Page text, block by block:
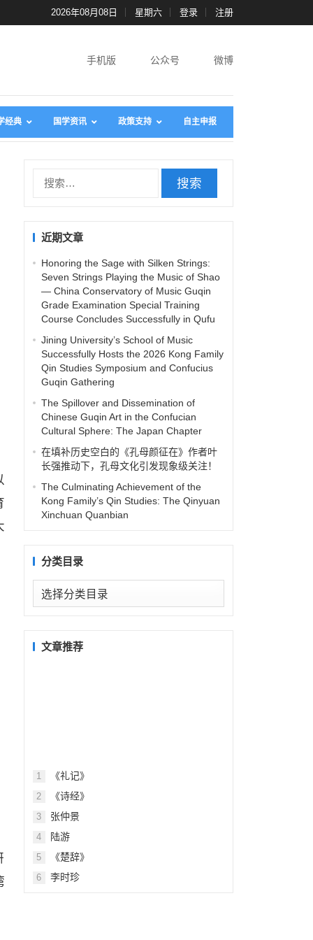
2026年08月08日 星期六 登录 注册
手机版 公众号 微博
经典 国学资讯 政策支持 自主申报
近期文章
Honoring the Sage with Silken Strings:
Seven Strings Playing the Music of Shao
— China Conservatory of Music Guqin
Grade Examination Special Training
Course Concludes Successfully in Qufu
Jining University’s School of Music
Successfully Hosts the 2026 Kong Family
Qin Studies Symposium and Confucius
Guqin Gathering
The Spillover and Dissemination of
Chinese Guqin Art in the Confucian
Cultural Sphere: The Japan Chapter
在填补历史空白的《孔母颜征在》作者叶
长强推动下，孔母文化引发现象级关注！
The Culminating Achievement of the
Kong Family’s Qin Studies: The Qinyuan
Xinchuan Quanbian
分类目录
分
类
录文章推荐
1 《礼记》
2 《诗经》
3 张仲景
4 陆游
5 《楚辞》
6 李时珍